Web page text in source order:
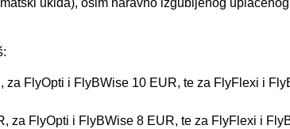
ukida), osim naravno izgubljenog uplaćenog
FlyOpti i FlyBWise 10 EUR, te za FlyFlexi i
za FlyOpti i FlyBWise 8 EUR, te za FlyFlexi i